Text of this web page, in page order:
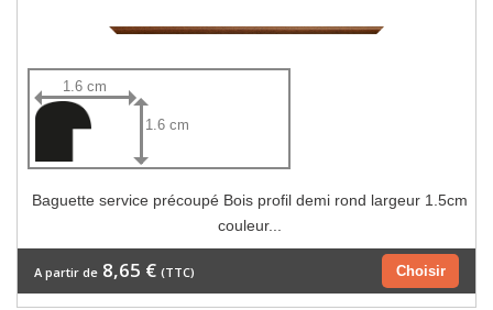
1.6 cm
1.6 cm
Baguette service précoupé Bois profil demi rond largeur 1.5cm
couleur...
Choisir
A partir de 8,65 € (TTC)